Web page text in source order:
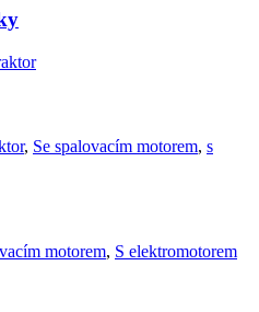
, Se spalovacím motorem, s
motorem, S elektromotorem